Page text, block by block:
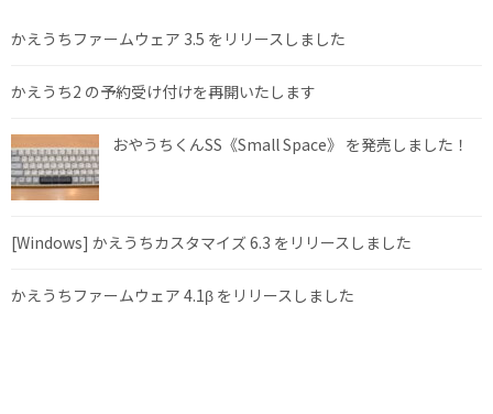
かえうちファームウェア 3.5 をリリースしました
かえうち2 の予約受け付けを再開いたします
おやうちくんSS《Small Space》 を発売しました！
[Windows] かえうちカスタマイズ 6.3 をリリースしました
かえうちファームウェア 4.1β をリリースしました